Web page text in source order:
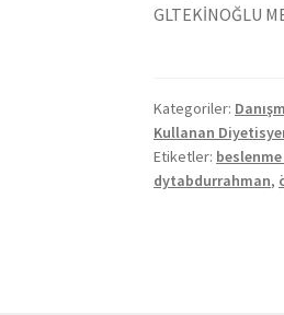
GLTEKİNOĞLU
Kategoriler:
Kullanan
Etiketler:
dytabdurrahman,